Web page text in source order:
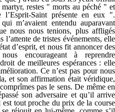
restes " morts au péché " et
Saint présente en eux ".
m’avaient entendu auparavant
nous nous tenions, plus affligés
l’attente de tristes événements, elle
d’esprit, et nous fit annoncer des
encourageant à reprendre
de meilleures espérances : elle
Ce n’est pas pour nous
et son affirmation était véridique,
pas le sens. De même en
son adversaire et qu’il arrive
est tout proche du prix de la course